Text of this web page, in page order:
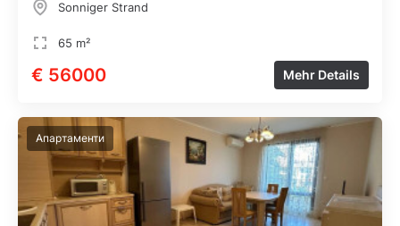
Sonniger Strand
65 m²
€ 56000 Mehr Details
Апартаменти